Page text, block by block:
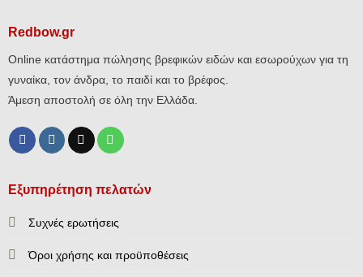
Redbow.gr
Online κατάστημα πώλησης βρεφικών ειδών και εσωρούχων για τη
γυναίκα, τον άνδρα, το παιδί και το βρέφος.
Άμεση αποστολή σε όλη την Ελλάδα.
Εξυπηρέτηση πελατών
Συχνές ερωτήσεις
Όροι χρήσης και προϋποθέσεις